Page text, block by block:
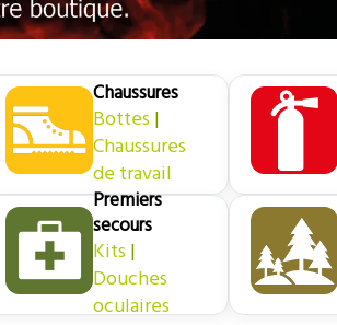
Chaussures
Bottes|
Chaussures
de travail
Premiers
secours
Kits|
Douches
oculaires